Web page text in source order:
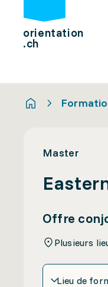
orientation
.ch
Master
Offre
Plusieurs
Lieu de